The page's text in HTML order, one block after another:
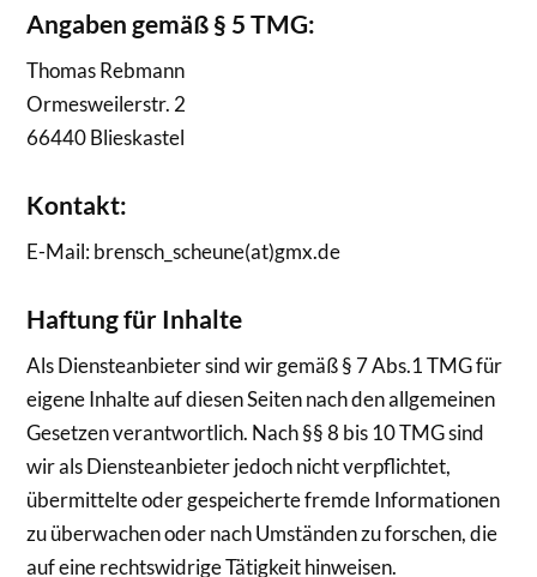
Angaben gemäß § 5 TMG:
Thomas Rebmann
Ormesweilerstr. 2
66440 Blieskastel
Kontakt:
E-Mail: brensch_scheune(at)gmx.de
Haftung für Inhalte
Als Diensteanbieter sind wir gemäß § 7 Abs.1 TMG für
eigene Inhalte auf diesen Seiten nach den allgemeinen
Gesetzen verantwortlich. Nach §§ 8 bis 10 TMG sind
wir als Diensteanbieter jedoch nicht verpflichtet,
übermittelte oder gespeicherte fremde Informationen
zu überwachen oder nach Umständen zu forschen, die
auf eine rechtswidrige Tätigkeit hinweisen.